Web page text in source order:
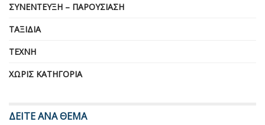
ΣΥΝΈΝΤΕΥΞΗ – ΠΑΡΟΥΣΊΑΣΗ
ΤΑΞΊΔΙΑ
ΤΈΧΝΗ
ΧΩΡΊΣ ΚΑΤΗΓΟΡΊΑ
ΔΕΙΤΕ ΑΝΑ ΘΕΜΑ